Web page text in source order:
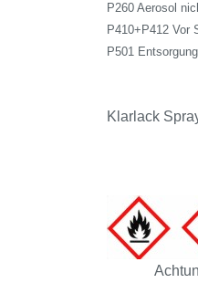
P260 Aerosol
P410+P412 Vor
P501
Klarlack